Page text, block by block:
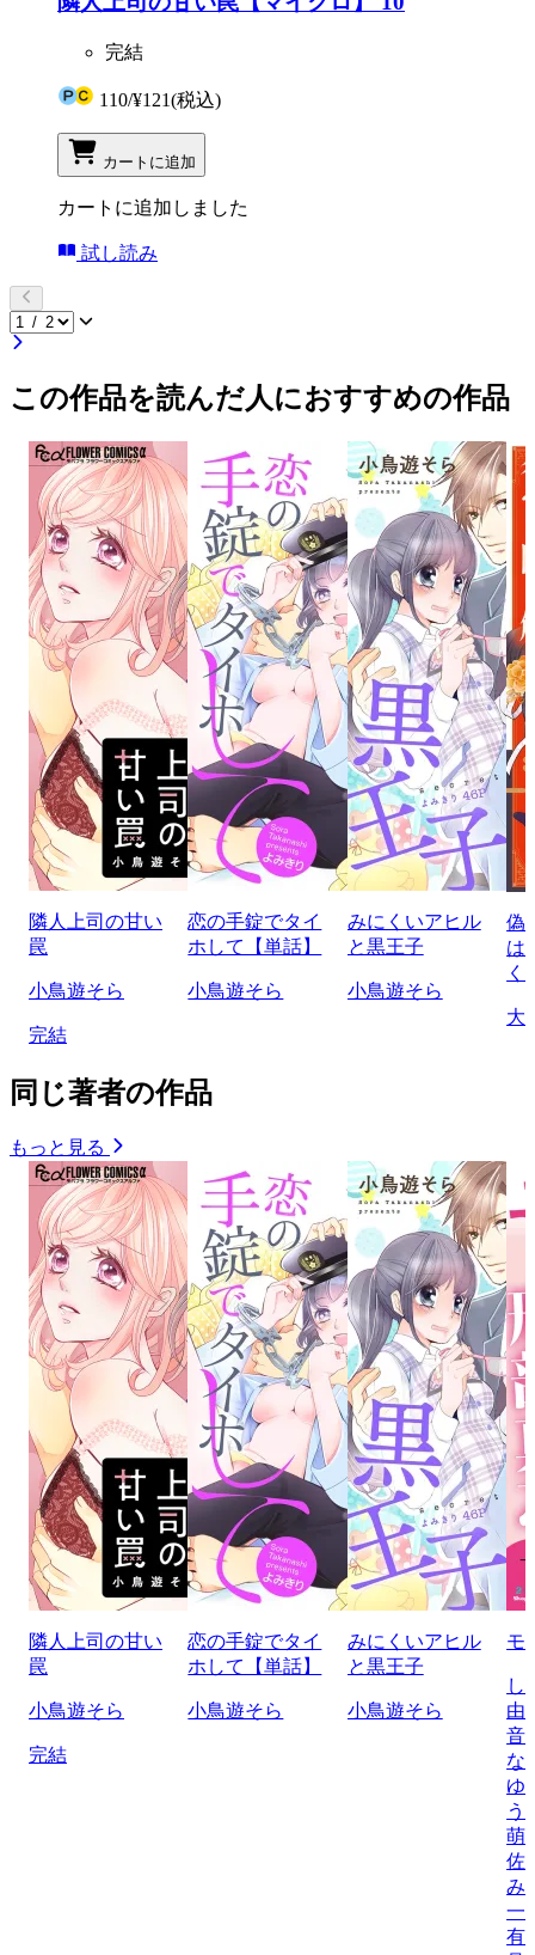
完結
110/¥121(税込)
カートに追加
カートに追加しました
試し読み
この作品を読んだ人におすすめの作品
隣人上司の甘い
罠
小鳥遊そら
完結
恋の手錠でタイ
ホして【単話】
小鳥遊そら
みにくいアヒル
と黒王子
小鳥遊そら
偽
は
く
大
同じ著者の作品
もっと見る
隣人上司の甘い
罠
小鳥遊そら
完結
恋の手錠でタイ
ホして【単話】
小鳥遊そら
みにくいアヒル
と黒王子
小鳥遊そら
モ
し
由
音
な
ゆ
う
萌
佐
み
一
有